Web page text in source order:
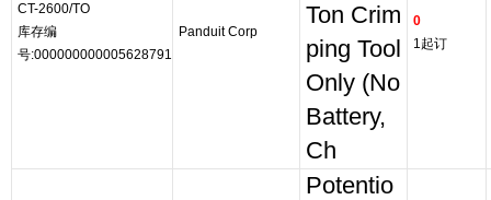
CT-2600/TO
库存编
号:000000000005628791
Panduit Corp
Ton Crim
ping Tool
Only (No
Battery,
Ch
0
1起订
Potentio